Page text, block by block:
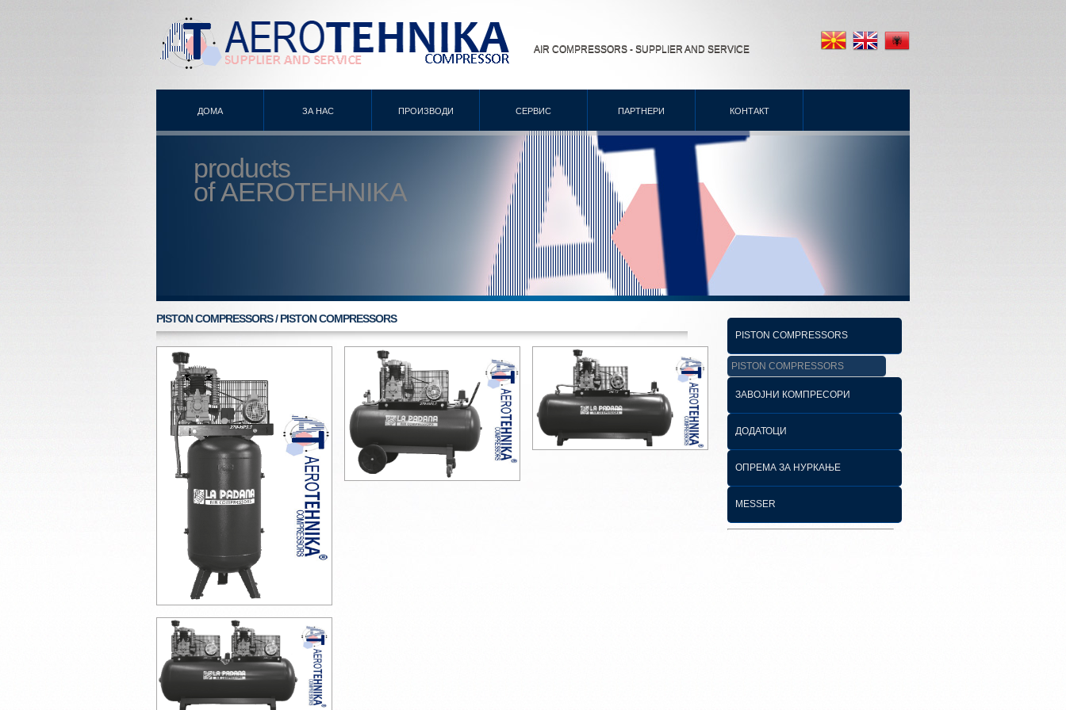
AIR COMPRESSORS - SUPPLIER AND SERVICE
ДОМА ЗА НАС ПРОИЗВОДИ СЕРВИС ПАРТНЕРИ КОНТАКТ
products
ofAEROTEHNIKA
PISTON COMPRESSORS / PISTON COMPRESSORS
PISTON COMPRESSORS
PISTON COMPRESSORS
ЗАВОЈНИ КОМПРЕСОРИ
ДОДАТОЦИ
ОПРЕМА ЗА НУРКАЊЕ
MESSER